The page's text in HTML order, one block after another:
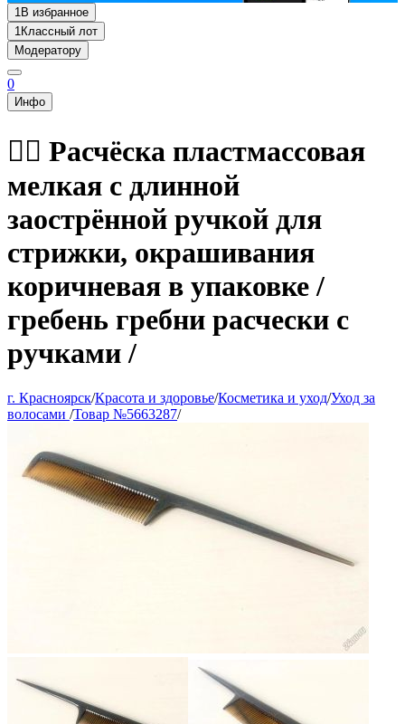
1В избранное
1Классный лот
Модератору
0
Инфо
💇‍♀️ Расчёска пластмассовая
мелкая с длинной
заострённой ручкой для
стрижки, окрашивания
коричневая в упаковке /
гребень гребни расчески с
ручками /
г. Красноярск/Красота и здоровье/Косметика и уход/Уход за
волосами /Товар №5663287/